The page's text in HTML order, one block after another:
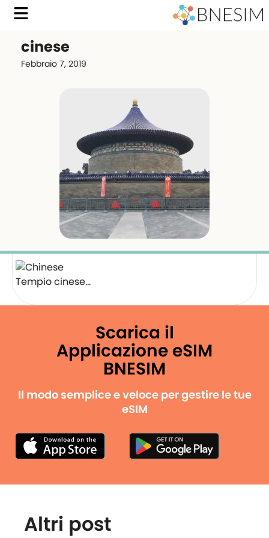
cinese
Febbraio 7, 2019
Tempio cinese…
Scarica il
Applicazione eSIM
BNESIM
Il modo semplice e veloce per gestire le tue
eSIM
Altri post